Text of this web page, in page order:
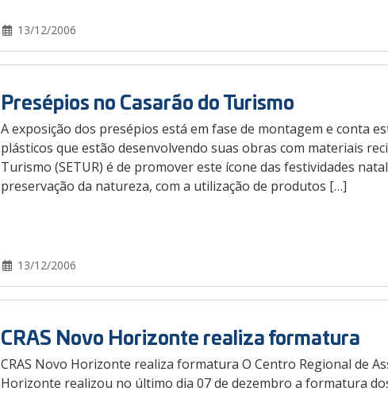
13/12/2006
Presépios no Casarão do Turismo
A exposição dos presépios está em fase de montagem e conta
plásticos que estão desenvolvendo suas obras com materiais
Turismo (SETUR) é de promover este ícone das festividades
preservação da natureza, com a utilização de produtos […]
13/12/2006
CRAS Novo Horizonte realiza formatura
CRAS Novo Horizonte realiza formatura O Centro Regional de
Horizonte realizou no último dia 07 de dezembro a formatura